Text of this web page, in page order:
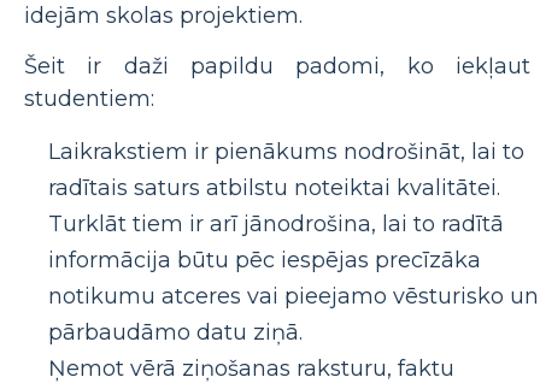
idejām skolas projektiem.
Šeit ir daži papildu padomi, ko iekļaut
studentiem:
Laikrakstiem ir pienākums nodrošināt, lai to
radītais saturs atbilstu noteiktai kvalitātei.
Turklāt tiem ir arī jānodrošina, lai to radītā
informācija būtu pēc iespējas precīzāka
notikumu atceres vai pieejamo vēsturisko un
pārbaudāmo datu ziņā.
Ņemot vērā ziņošanas raksturu, faktu